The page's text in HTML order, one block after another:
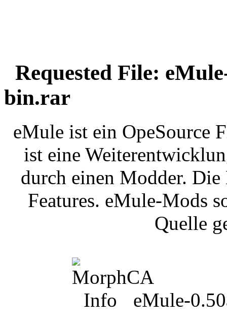
Requested File:
bin.rar
eMule ist ein OpeSource
ist eine
durch einen Modder. Die
Features. eMule-Mods
Quelle
eMule-